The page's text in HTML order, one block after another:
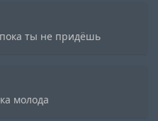
ты не придёшь
молода